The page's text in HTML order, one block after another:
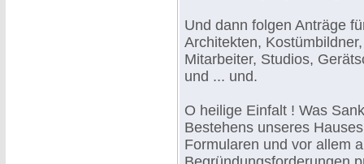
Und dann folgen Anträge
Architekten,
Mitarbeiter, Studios,
und ... und.
O heilige Einfalt ! Was
Bestehens unseres
Formularen und vor allem